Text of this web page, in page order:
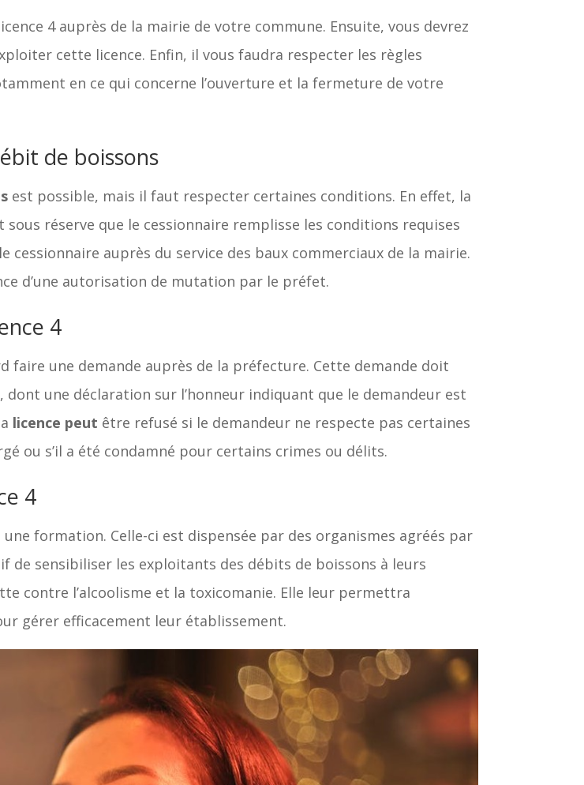
4 auprès de la mairie de votre commune. Ensuite, vous devrez
cette licence. Enfin, il vous faudra respecter les règles
en ce qui concerne l’ouverture et la fermeture de votre
de boissons
est possible, mais il faut respecter certaines conditions. En effet, la
sous réserve que le cessionnaire remplisse les conditions requises
auprès du service des baux commerciaux de la mairie.
d’une autorisation de mutation par le préfet.
4
faire une demande auprès de la préfecture. Cette demande doit
une déclaration sur l’honneur indiquant que le demandeur est
licence peut être refusé si le demandeur ne respecte pas certaines
ou s’il a été condamné pour certains crimes ou délits.
4
formation. Celle-ci est dispensée par des organismes agréés par
de sensibiliser les exploitants des débits de boissons à leurs
contre l’alcoolisme et la toxicomanie. Elle leur permettra
gérer efficacement leur établissement.